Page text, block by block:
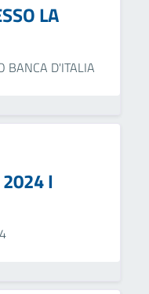
LA
BANCA D'ITALIA
I